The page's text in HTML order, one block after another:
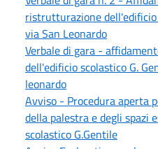
ristrutturazione
via San Leonardo
Verbale di gara -
dell'edificio scolastico G.
leonardo
Avviso - Procedura aperta
della palestra e degli spazi
scolastico G.Gentile